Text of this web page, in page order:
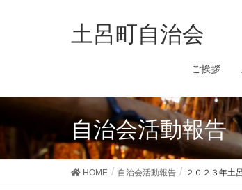
土呂町自治会
ご挨拶
自治会活動報告
HOME 自治会活動報告 ２０２３年土